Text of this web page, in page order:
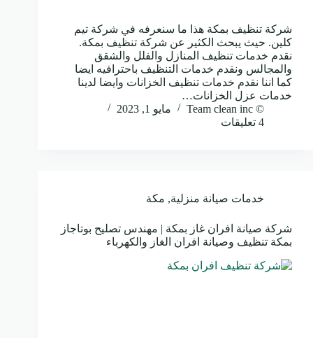
شركة تنظيف بمكة هذا ما سنعرفه في شركة تيم
كلين. حيث يبحث الكثير عن شركة تنظيف بمكة.
نقدم خدمات تنظيف المنازل والفلل والشقق
والمجالس ونقدم خدمات التنظيف باحترافيه ايضا
كما اننا نقدم خدمات تنظيف الخزانات وايضا لدينا
خدمات عزل الخزانات…
© Team clean inc
مايو 1, 2023
4 تعليقات
خدمات صيانة منزلية, مكة
شركة صيانة افران غاز بمكة | مهندس تصليح بوتاجاز
بمكة تنظيف وصيانة افران الغاز والكهرباء